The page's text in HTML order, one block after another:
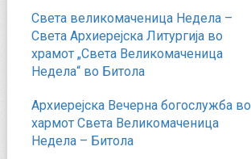
Света великомаченица Недела –
Света Архиерејска Литургија во
храмот „Света Великомаченица
Недела“ во Битола
Архиерејска Вечерна богослужба во
хармот Света Великомаченица
Недела – Битола